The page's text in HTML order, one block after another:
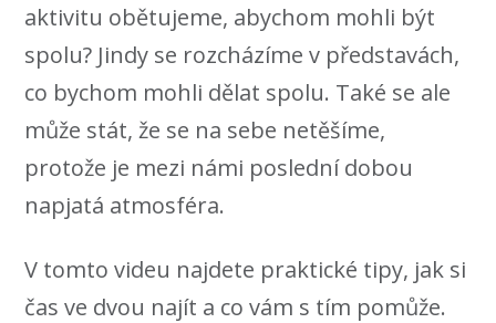
aktivitu obětujeme, abychom mohli být
spolu? Jindy se rozcházíme v představách,
co bychom mohli dělat spolu. Také se ale
může stát, že se na sebe netěšíme,
protože je mezi námi poslední dobou
napjatá atmosféra.
V tomto videu najdete praktické tipy, jak si
čas ve dvou najít a co vám s tím pomůže.